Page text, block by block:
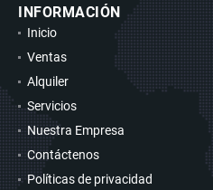
INFORMACIÓN
Inicio
Ventas
Alquiler
Servicios
Nuestra Empresa
Contáctenos
Políticas de privacidad